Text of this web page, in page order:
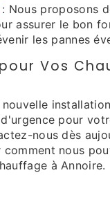
: Nous proposons
assurer le bon
les pannes
Vos
pour
nous dès
nous
à Annoire.